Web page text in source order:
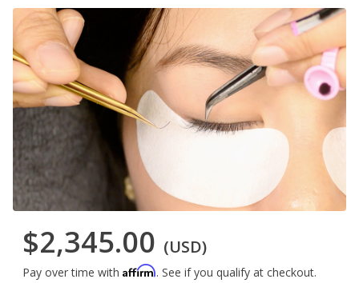
$2,345.00 (USD)
Pay over time with Affirm. See if you qualify at checkout.